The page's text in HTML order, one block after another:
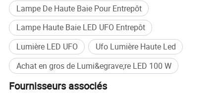
Lampe De Haute Baie Pour Entrepôt
Lampe Haute Baie LED UFO Entrepôt
Lumière LED UFO
Ufo Lumière Haute Led
Achat en gros de Lumi&egrave;re LED 100 W
Fournisseurs associés